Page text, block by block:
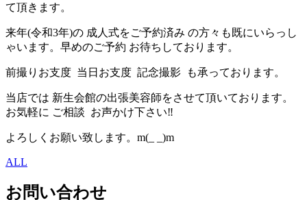
て頂きます。
来年(令和3年)の 成人式をご予約済み の方々も既にいらっし
ゃいます。早めのご予約 お待ちしております。
前撮りお支度 当日お支度 記念撮影 も承っております。
当店では 新生会館の出張美容師をさせて頂いております。
お気軽に ご相談 お声かけ下さい‼︎
よろしくお願い致します。m(_ _)m
ALL
お問い合わせ